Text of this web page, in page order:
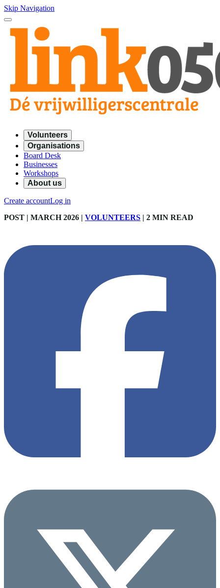
Skip Navigation
Volunteers
Organisations
Board Desk
Businesses
Workshops
About us
Create accountLog in
POST | MARCH 2026 | VOLUNTEERS | 2 MIN READ